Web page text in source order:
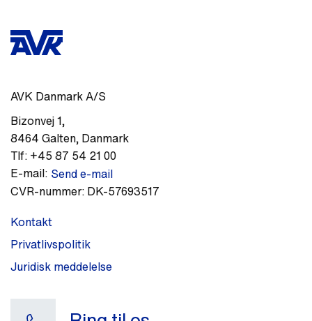
AVK Danmark A/S
Bizonvej 1,
8464 Galten, Danmark
Tlf: +45 87 54 21 00
E-mail: Send e-mail
CVR-nummer: DK-57693517
Kontakt
Privatlivspolitik
Juridisk meddelelse